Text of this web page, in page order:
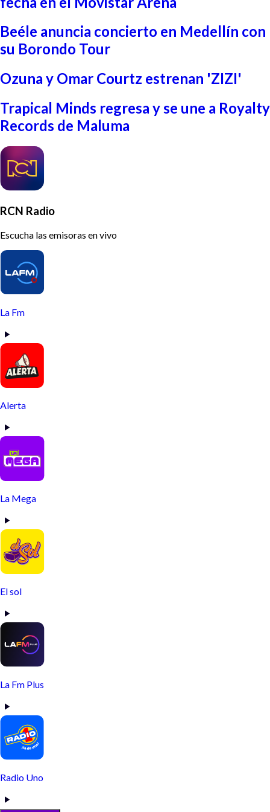
Beéle anuncia concierto en Medellín con
su Borondo Tour
Ozuna y Omar Courtz estrenan 'ZIZI'
Trapical Minds regresa y se une a Royalty
Records de Maluma
RCN Radio
Escucha las emisoras en vivo
La Fm
Alerta
La Mega
El sol
La Fm Plus
Radio Uno